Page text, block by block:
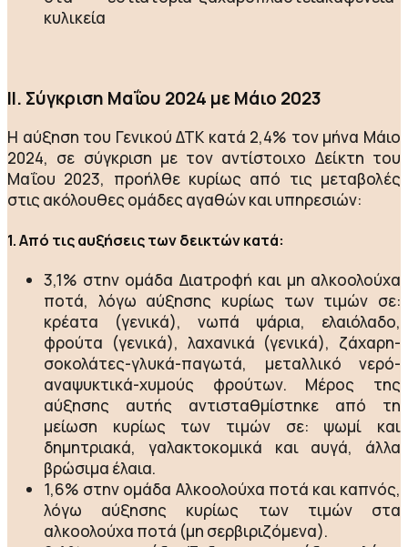
κυλικεία
II. Σύγκριση Μαΐου 2024 με Μάιο 2023
Η αύξηση του Γενικού ΔΤΚ κατά 2,4% τον μήνα Μάιο
2024, σε σύγκριση με τον αντίστοιχο Δείκτη του
Μαΐου 2023, προήλθε κυρίως από τις μεταβολές
στις ακόλουθες ομάδες αγαθών και υπηρεσιών:
1. Από τις αυξήσεις των δεικτών κατά:
3,1% στην ομάδα Διατροφή και μη αλκοολούχα
ποτά, λόγω αύξησης κυρίως των τιμών σε:
κρέατα (γενικά), νωπά ψάρια, ελαιόλαδο,
φρούτα (γενικά), λαχανικά (γενικά), ζάχαρη-
σοκολάτες-γλυκά-παγωτά, μεταλλικό νερό-
αναψυκτικά-χυμούς φρούτων. Μέρος της
αύξησης αυτής αντισταθμίστηκε από τη
μείωση κυρίως των τιμών σε: ψωμί και
δημητριακά, γαλακτοκομικά και αυγά, άλλα
βρώσιμα έλαια.
1,6% στην ομάδα Αλκοολούχα ποτά και καπνός,
λόγω αύξησης κυρίως των τιμών στα
αλκοολούχα ποτά (μη σερβιριζόμενα).